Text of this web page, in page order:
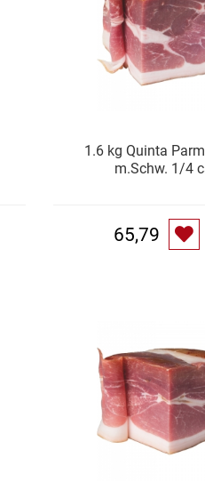
1.6 kg Quinta
m.Schw. 1/4
65,79